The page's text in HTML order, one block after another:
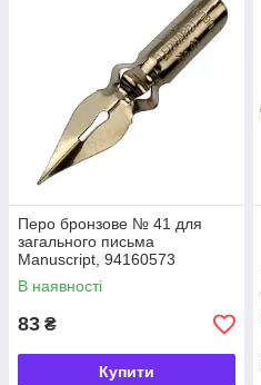
Перо бронзове № 41 для
загального письма
Manuscript, 94160573
В наявності
83 ₴
Купити